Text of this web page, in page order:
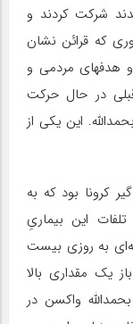
شرکت کردند و
که قرائن نشان
و هدفهای مردمی و
در حال حرکت
این یکی از
کرونا بود که به
این بیماریِ
به روزی بیست
یک مقداری بالا
واکسن در